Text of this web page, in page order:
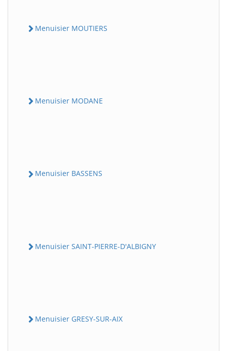
Menuisier MOUTIERS
Menuisier MODANE
Menuisier BASSENS
Menuisier SAINT-PIERRE-D'ALBIGNY
Menuisier GRESY-SUR-AIX